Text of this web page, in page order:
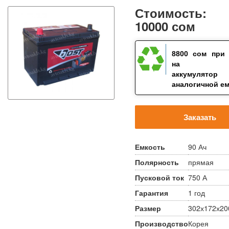
Стоимость:
10000 сом
8800 сом при
на
аккумулятор
аналогичной
Заказать
Емкость
90 Ач
Полярность
прямая
Пусковой ток 750 А
Гарантия
1 год
Размер
ПроизводствоКорея